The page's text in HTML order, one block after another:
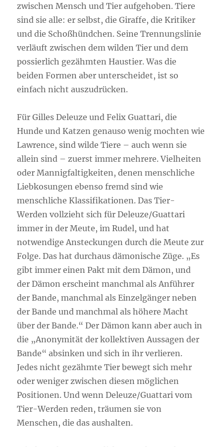
zwischen Mensch und Tier aufgehoben. Tiere
sind sie alle: er selbst, die Giraffe, die Kritiker
und die Schoßhündchen. Seine Trennungslinie
verläuft zwischen dem wilden Tier und dem
possierlich gezähmten Haustier. Was die
beiden Formen aber unterscheidet, ist so
einfach nicht auszudrücken.
Für Gilles Deleuze und Felix Guattari, die
Hunde und Katzen genauso wenig mochten wie
Lawrence, sind wilde Tiere – auch wenn sie
allein sind – zuerst immer mehrere. Vielheiten
oder Mannigfaltigkeiten, denen menschliche
Liebkosungen ebenso fremd sind wie
menschliche Klassifikationen. Das Tier-
Werden vollzieht sich für Deleuze/Guattari
immer in der Meute, im Rudel, und hat
notwendige Ansteckungen durch die Meute zur
Folge. Das hat durchaus dämonische Züge. „Es
gibt immer einen Pakt mit dem Dämon, und
der Dämon erscheint manchmal als Anführer
der Bande, manchmal als Einzelgänger neben
der Bande und manchmal als höhere Macht
über der Bande.“ Der Dämon kann aber auch in
die „Anonymität der kollektiven Aussagen der
Bande“ absinken und sich in ihr verlieren.
Jedes nicht gezähmte Tier bewegt sich mehr
oder weniger zwischen diesen möglichen
Positionen. Und wenn Deleuze/Guattari vom
Tier-Werden reden, träumen sie von
Menschen, die das aushalten.